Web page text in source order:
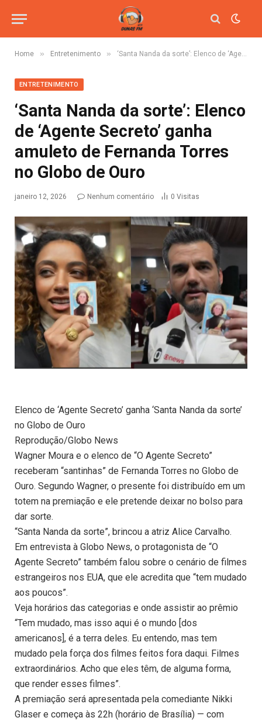
Home » Entretenimento » ‘Santa Nanda da sorte’: Elenco de ‘Agente Secreto’ ganha amuleto de Fernanda Torres no Globo de Ouro
ENTRETENIMENTO
‘Santa Nanda da sorte’: Elenco
de ‘Agente Secreto’ ganha
amuleto de Fernanda Torres
no Globo de Ouro
janeiro 12, 2026 Nenhum comentário 0 Visitas
Elenco de ‘Agente Secreto’ ganha ‘Santa Nanda da sorte’
no Globo de Ouro
Reprodução/Globo News
Wagner Moura e o elenco de “O Agente Secreto”
receberam “santinhas” de Fernanda Torres no Globo de
Ouro. Segundo Wagner, o presente foi distribuído em um
totem na premiação e ele pretende deixar no bolso para
dar sorte.
“Santa Nanda da sorte”, brincou a atriz Alice Carvalho.
Em entrevista à Globo News, o protagonista de “O
Agente Secreto” também falou sobre o cenário de filmes
estrangeiros nos EUA, que ele acredita que “tem mudado
aos poucos”.
Veja horários das categorias e onde assistir ao prêmio
“Tem mudado, mas isso aqui é o mundo [dos
americanos], é a terra deles. Eu entendo, mas tem
mudado pela força dos filmes feitos fora daqui. Filmes
extraordinários. Acho que eles têm, de alguma forma,
que render esses filmes”.
A premiação será apresentada pela comediante Nikki
Glaser e começa às 22h (horário de Brasília) — com